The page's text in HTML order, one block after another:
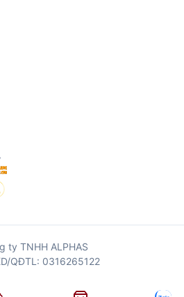
Hồ Chí Minh
ty TNHH ALPHAS
QĐTL: 0316265122